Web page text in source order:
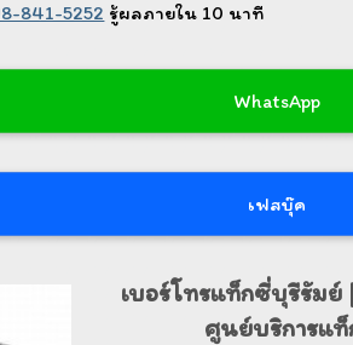
841-5252 รู้ผลภายใน 10 นาที
WhatsApp
เฟสบุ๊ค
เบอร์โทรแท็กซี่บุรีรัมย์
ศูนย์บริการแ